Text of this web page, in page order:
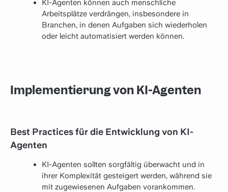
KI-Agenten können auch menschliche
Arbeitsplätze verdrängen, insbesondere in
Branchen, in denen Aufgaben sich wiederholen
oder leicht automatisiert werden können.
Implementierung von KI-Agenten
Best Practices für die Entwicklung von KI-
Agenten
KI-Agenten sollten sorgfältig überwacht und in
ihrer Komplexität gesteigert werden, während sie
mit zugewiesenen Aufgaben vorankommen.